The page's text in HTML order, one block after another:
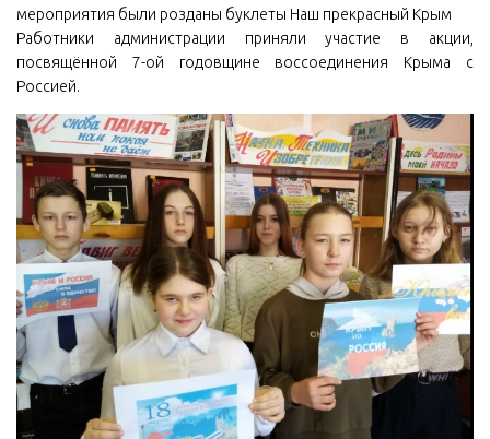
мероприятия были розданы буклеты Наш прекрасный Крым
Работники администрации приняли участие в акции,
посвящённой 7-ой годовщине воссоединения Крыма с
Россией.